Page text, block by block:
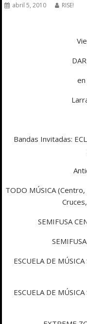
abril 5, 2010 RISE!
Bandas Invitadas:
TODO MÚSICA
SEMIFUSA
ESCUELA DE
ESCUELA DE